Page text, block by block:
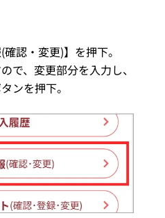
認・変更)】を押下。
で、変更部分を入力し、
ンを押下。